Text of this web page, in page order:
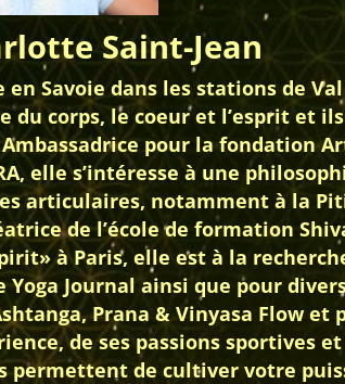
Saint-Jean
Savoie dans les stations de Val
du corps, le coeur et l’esprit et
pour la fondation
elle s’intéresse à une
articulaires, notamment à la
de l’école de formation
à Paris, elle est à la
Journal ainsi que pour
Prana & Vinyasa Flow
de ses passions sportives
permettent de cultiver votre